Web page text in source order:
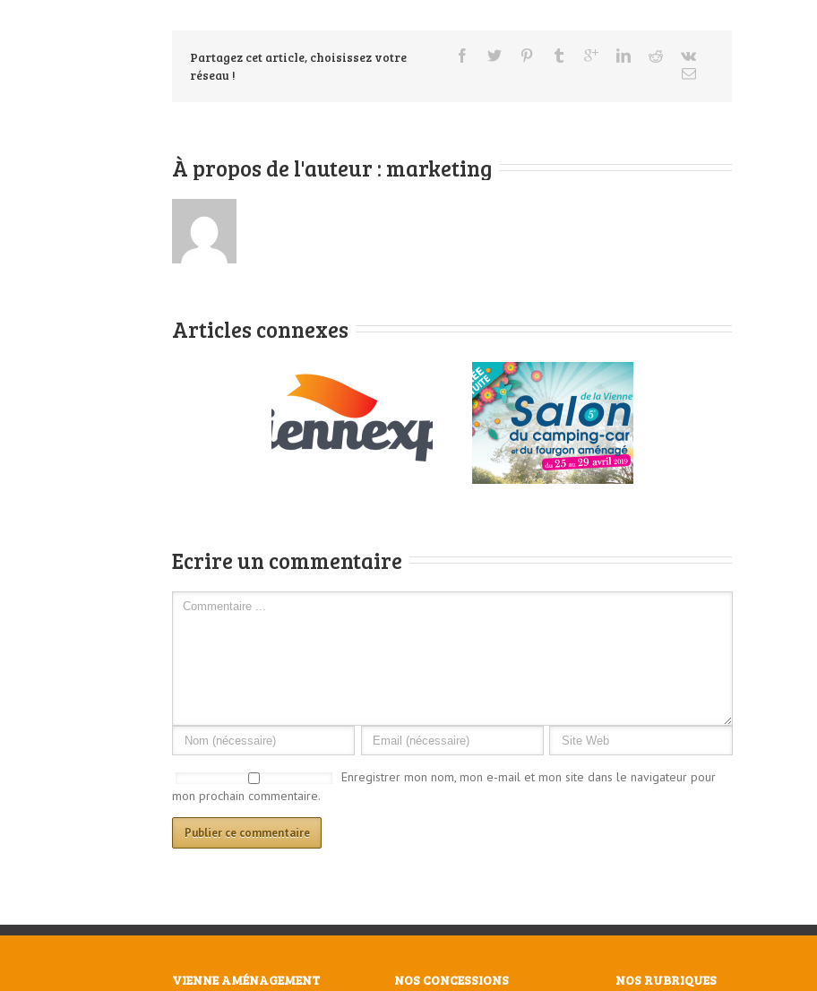
Partagez cet article, choisissez votre
réseau !
À propos de l'auteur : marketing
Articles connexes
SALON DU CAMPING-
CAR ET DU FOURGON
AMÉNAGÉ DE LA VIENNE
Ecrire un commentaire
Enregistrer mon nom, mon e-mail et mon site dans le navigateur pour
mon prochain commentaire.
VIENNE AMÉNAGEMENT NOS CONCESSIONS NOS RUBRIQUES